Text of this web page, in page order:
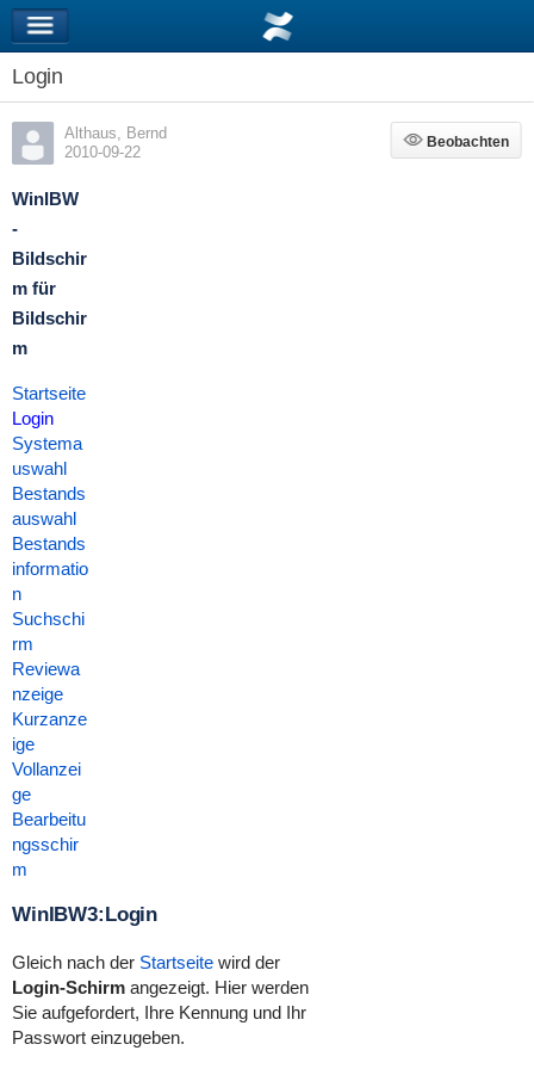
Login
Althaus, Bernd
2010-09-22
Beobachten
Beobachten
WinIBW
-
Bildschir
m für
Bildschir
m
Startseite
Login
Systema
uswahl
Bestands
auswahl
Bestands
informatio
n
Suchschi
rm
Reviewa
nzeige
Kurzanze
ige
Vollanzei
ge
Bearbeitu
ngsschir
m
WinIBW3:Login
Gleich nach der Startseitewird der
Login-Schirmangezeigt. Hier werden
Sie aufgefordert, Ihre Kennung und Ihr
Passwort einzugeben.